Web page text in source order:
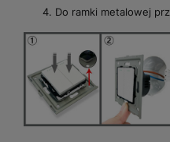
Do ramki metalowej